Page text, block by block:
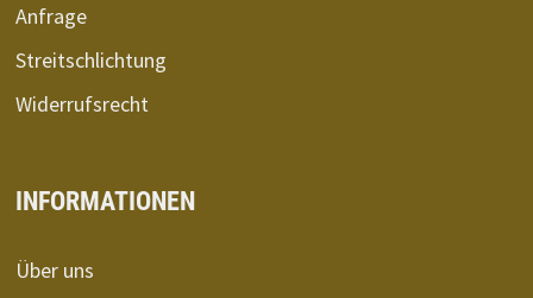
Anfrage
Streitschlichtung
Widerrufsrecht
INFORMATIONEN
Über uns